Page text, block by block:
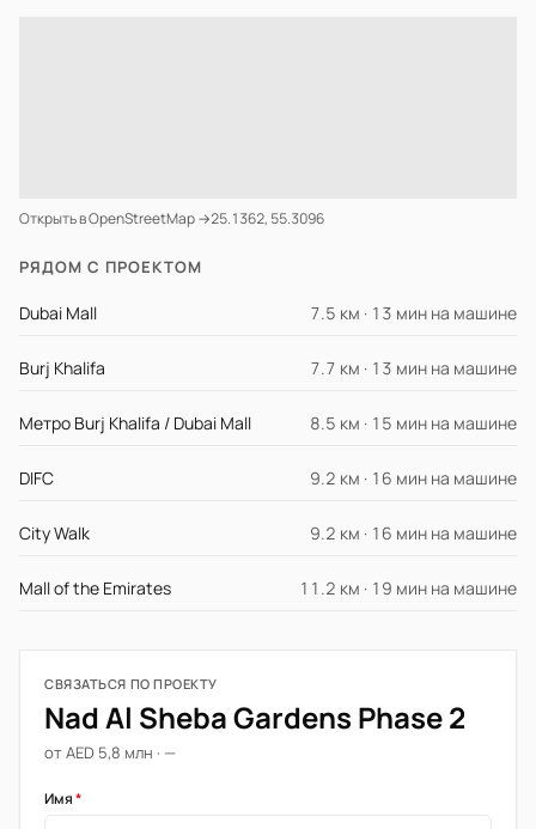
Открыть в OpenStreetMap →25.1362, 55.3096
РЯДОМ С ПРОЕКТОМ
Dubai Mall 7.5 км · 13 мин на машине
Burj Khalifa 7.7 км · 13 мин на машине
Метро Burj Khalifa / Dubai Mall 8.5 км · 15 мин на машине
DIFC 9.2 км · 16 мин на машине
City Walk 9.2 км · 16 мин на машине
Mall of the Emirates 11.2 км · 19 мин на машине
СВЯЗАТЬСЯ ПО ПРОЕКТУ
Nad Al Sheba Gardens Phase 2
от AED 5,8 млн · —
Имя*